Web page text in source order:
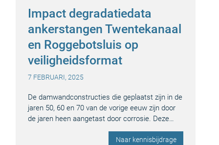
Impact degradatiedata
ankerstangen Twentekanaal
en Roggebotsluis op
veiligheidsformat
7 FEBRUARI, 2025
De damwandconstructies die geplaatst zijn in de
jaren 50, 60 en 70 van de vorige eeuw zijn door
de jaren heen aangetast door corrosie. Deze…
Naar kennisbijdrage